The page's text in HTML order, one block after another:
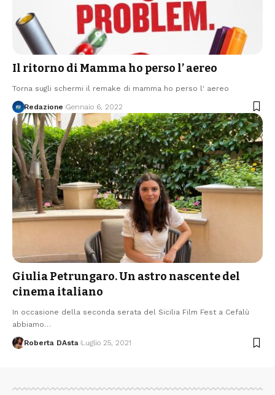
Il ritorno di Mamma ho perso l’ aereo
Torna sugli schermi il remake di mamma ho perso l' aereo
Redazione Gennaio 6, 2022
Giulia Petrungaro. Un astro nascente del
cinema italiano
In occasione della seconda serata del Sicilia Film Fest a Cefalù
abbiamo…
Roberta DAsta Luglio 25, 2021